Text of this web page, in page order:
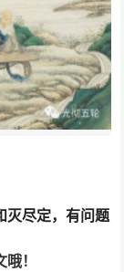
灭尽定，有问题
！